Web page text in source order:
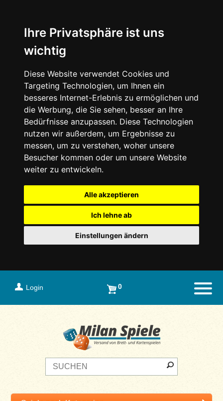
Ihre Privatsphäre ist uns
wichtig
Diese Website verwendet Cookies und
Targeting Technologien, um Ihnen ein
besseres Internet-Erlebnis zu ermöglichen und
die Werbung, die Sie sehen, besser an Ihre
Bedürfnisse anzupassen. Diese Technologien
nutzen wir außerdem, um Ergebnisse zu
messen, um zu verstehen, woher unsere
Besucher kommen oder um unsere Website
weiter zu entwickeln.
Alle akzeptieren
Ich lehne ab
Einstellungen ändern
Login 0